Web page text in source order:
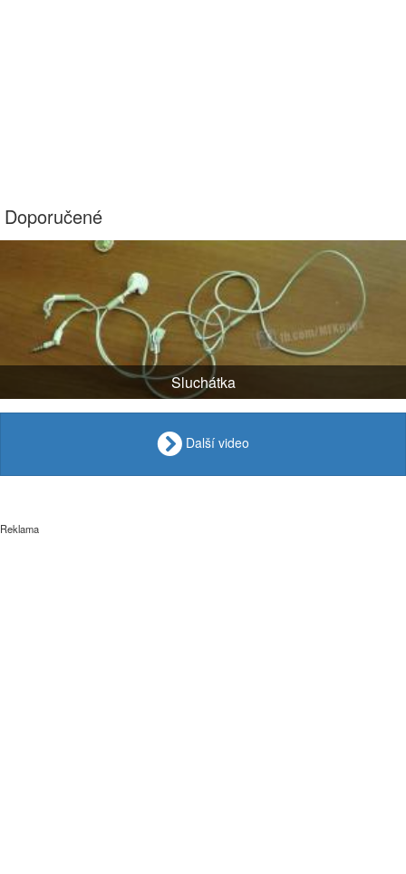
Doporučené
Sluchátka
Další video
Reklama